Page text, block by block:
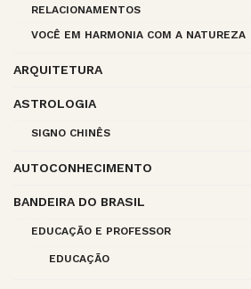
RELACIONAMENTOS
VOCÊ EM HARMONIA COM A NATUREZA
ARQUITETURA
ASTROLOGIA
SIGNO CHINÊS
AUTOCONHECIMENTO
BANDEIRA DO BRASIL
EDUCAÇÃO E PROFESSOR
EDUCAÇÃO